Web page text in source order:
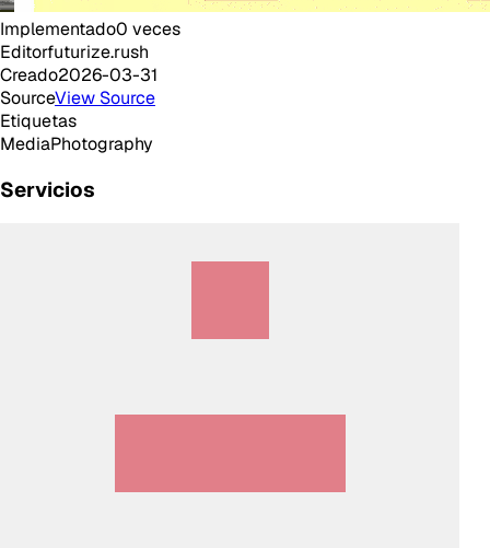
Implementado0 veces
Editorfuturize.rush
Creado2026-03-31
SourceView Source
Etiquetas
MediaPhotography
Servicios